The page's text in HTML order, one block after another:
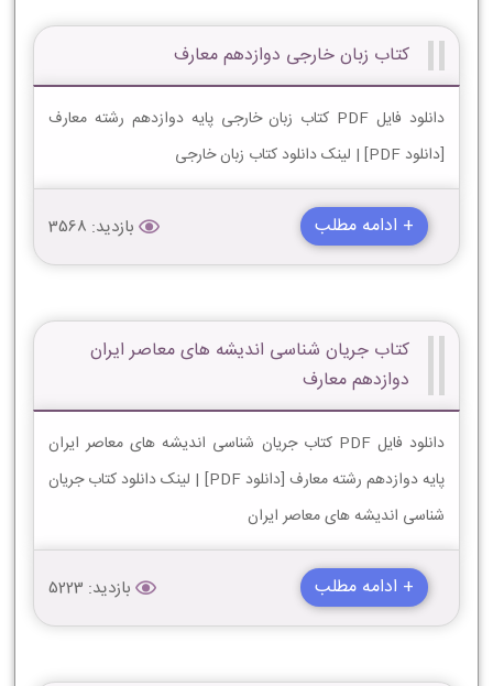
کتاب زبان خارجی دوازدهم معارف
دانلود فایل PDF کتاب زبان خارجی پایه دوازدهم رشته معارف
[دانلود PDF] | لینک دانلود کتاب زبان خارجی
+ ادامه مطلب بازدید: 3568
کتاب جریان شناسی اندیشه های معاصر ایران
دوازدهم معارف
دانلود فایل PDF کتاب جریان شناسی اندیشه های معاصر ایران
پایه دوازدهم رشته معارف [دانلود PDF] | لینک دانلود کتاب جریان
شناسی اندیشه های معاصر ایران
+ ادامه مطلب بازدید: 5223